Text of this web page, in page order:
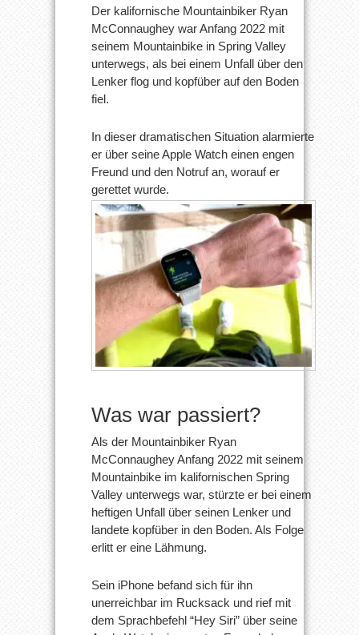
Watch
rettet
Mountainbiker
dramatischen
Sturz
Leben
Der kalifornische Mountainbiker Ryan
McConnaughey war Anfang 2022 mit
seinem Mountainbike in Spring Valley
unterwegs, als bei einem Unfall über den
Lenker flog und kopfüber auf den Boden
fiel.
In dieser dramatischen Situation alarmierte
er über seine Apple Watch einen engen
Freund und den Notruf an, worauf er
gerettet wurde.
Was war passiert?
Als der Mountainbiker Ryan
McConnaughey Anfang 2022 mit seinem
Mountainbike im kalifornischen Spring
Valley unterwegs war, stürzte er bei einem
heftigen Unfall über seinen Lenker und
landete kopfüber in den Boden. Als Folge
erlitt er eine Lähmung.
Sein iPhone befand sich für ihn
unerreichbar im Rucksack und rief mit
dem Sprachbefehl “Hey Siri” über seine